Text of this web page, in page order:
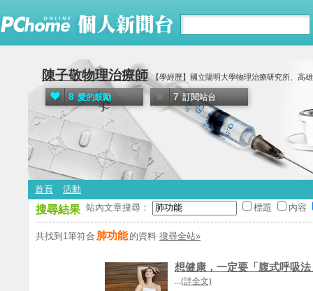
陳子敬物理治療師 【學經歷】國立陽明大學物理治療研究所、高
8 愛的鼓勵 7 訂閱站台
首頁 活動
搜尋結果 站內文章搜尋： 標題 內容
共找到1筆符合 肺功能 的資料 搜尋全站»
想健康，一定要「腹式呼吸法
...(詳全文)